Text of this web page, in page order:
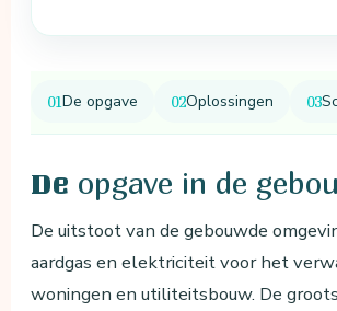
De opgave Oplossingen
De opgave in de
De uitstoot van de gebouwde
aardgas en elektriciteit voor het
woningen en utiliteitsbouw. De